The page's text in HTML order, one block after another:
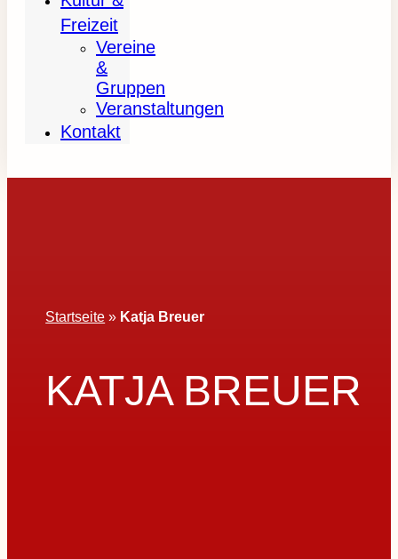
Freizeit
Vereine
&
Gruppen
Veranstaltungen
Kontakt
Startseite » Katja Breuer
KATJA BREUER